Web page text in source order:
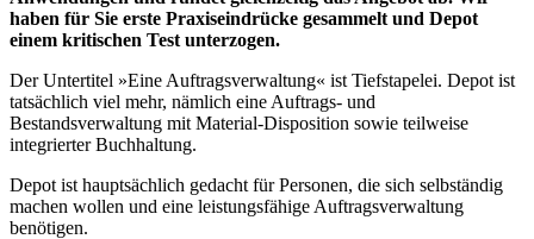
haben für Sie erste Praxiseindrücke gesammelt und Depot
einem kritischen Test unterzogen.
Der Untertitel »Eine Auftragsverwaltung« ist Tiefstapelei. Depot ist
tatsächlich viel mehr, nämlich eine Auftrags- und
Bestandsverwaltung mit Material-Disposition sowie teilweise
integrierter Buchhaltung.
Depot ist hauptsächlich gedacht für Personen, die sich selbständig
machen wollen und eine leistungsfähige Auftragsverwaltung
benötigen.